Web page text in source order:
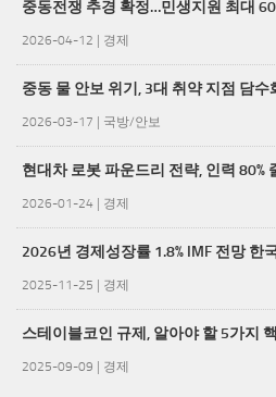
중동전쟁 추경 확정…민생지원 최대
2026-04-12 경제
중동 물 안보 위기, 3대 취약 지점 담수
2026-03-17 국방/안보
현대차 로봇 파운드리 전략, 인력 80%
2026-01-24 경제
2026년 경제성장률 1.8% IMF 전망 한
2025-11-25 경제
스테이블코인 규제, 알아야 할 5가지
2025-09-09 경제